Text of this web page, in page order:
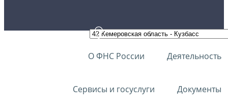
О ФНС России Деятельность
Сервисы и госуслуги Документы